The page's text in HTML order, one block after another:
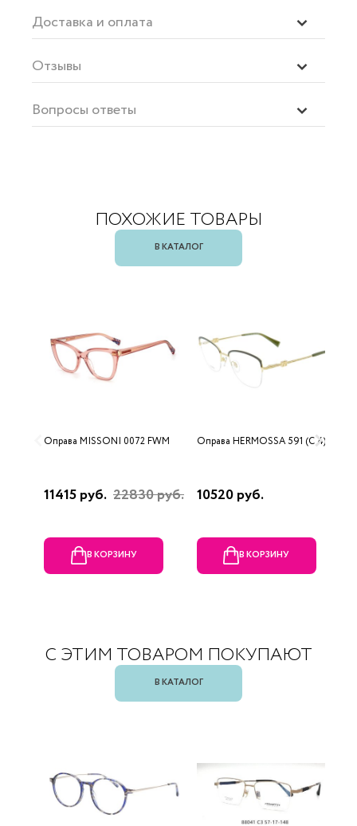
Доставка и оплата
Отзывы
Вопросы ответы
ПОХОЖИЕ ТОВАРЫ
В КАТАЛОГ
Оправа MISSONI 0072 FWM
11415 руб. 22830 руб.
В КОРЗИНУ
Оправа HERMOSSA 591 (C 4)
10520 руб.
В КОРЗИНУ
С ЭТИМ ТОВАРОМ ПОКУПАЮТ
В КАТАЛОГ